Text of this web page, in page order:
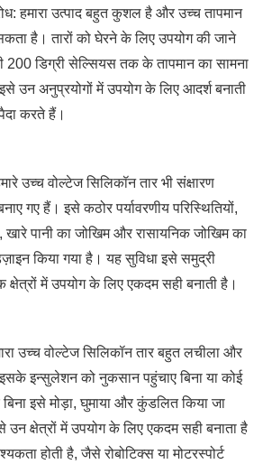
हमारा उत्पाद बहुत कुशल है और उच्च तापमान
है। तारों को घेरने के लिए उपयोग की जाने
200 डिग्री सेल्सियस तक के तापमान का सामना
उन अनुप्रयोगों में उपयोग के लिए आदर्श बनाती
करते हैं।
उच्च वोल्टेज सिलिकॉन तार भी संक्षारण
गए हैं। इसे कठोर पर्यावरणीय परिस्थितियों,
पानी का जोखिम और रासायनिक जोखिम का
किया गया है। यह सुविधा इसे समुद्री
क्षेत्रों में उपयोग के लिए एकदम सही बनाती है।
उच्च वोल्टेज सिलिकॉन तार बहुत लचीला और
इन्सुलेशन को नुकसान पहुंचाए बिना या कोई
बिना इसे मोड़ा, घुमाया और कुंडलित किया जा
क्षेत्रों में उपयोग के लिए एकदम सही बनाता है
होती है, जैसे रोबोटिक्स या मोटरस्पोर्ट